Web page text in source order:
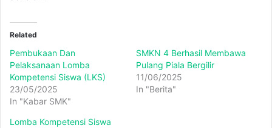
Related
Pembukaan Dan
Pelaksanaan Lomba
Kompetensi Siswa (LKS)
23/05/2025
In "Kabar SMK"
SMKN 4 Berhasil Membawa
Pulang Piala Bergilir
11/06/2025
In "Berita"
Lomba Kompetensi Siswa